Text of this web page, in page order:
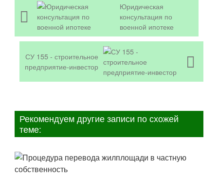
Юридическая
консультация по
военной ипотеке
СУ 155 - строительное
предприятие-инвестор
Рекомендуем другие записи по схожей
теме: